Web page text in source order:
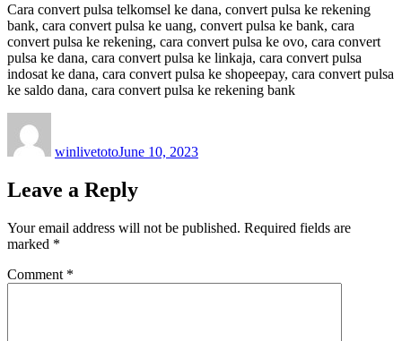
Cara convert pulsa telkomsel ke dana, convert pulsa ke rekening
bank, cara convert pulsa ke uang, convert pulsa ke bank, cara
convert pulsa ke rekening, cara convert pulsa ke ovo, cara convert
pulsa ke dana, cara convert pulsa ke linkaja, cara convert pulsa
indosat ke dana, cara convert pulsa ke shopeepay, cara convert pulsa
ke saldo dana, cara convert pulsa ke rekening bank
winlivetotoJune 10, 2023
Leave a Reply
Your email address will not be published. Required fields are
marked *
Comment *